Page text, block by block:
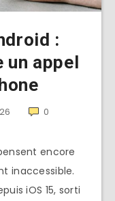
:
un appel
0
encore
inaccessible.
iOS 15, sorti